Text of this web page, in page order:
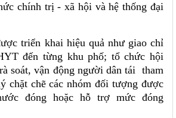
chính trị - xã hội và hệ thống đại
triển khai hiệu quả như giao chỉ
đến từng khu phố; tổ chức hội
soát, vận động người dân tái tham
chặt chẽ các nhóm đối tượng được
đóng hoặc hỗ trợ mức đóng